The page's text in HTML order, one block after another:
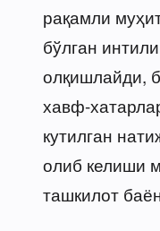
рақамли
бўлган
олқишлайди,
хавф-
кутилган
олиб келиши
ташкилот